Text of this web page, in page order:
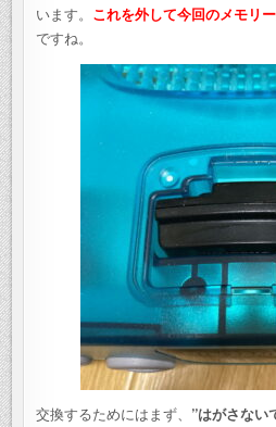
います。 これを外して今回のメモリ
ですね。
交換するためにはまず、 ”はがさない